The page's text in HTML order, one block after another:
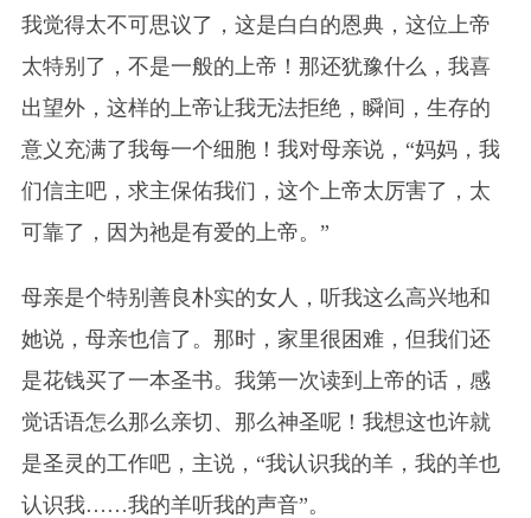
我觉得太不可思议了，这是白白的恩典，这位上帝
太特别了，不是一般的上帝！那还犹豫什么，我喜
出望外，这样的上帝让我无法拒绝，瞬间，生存的
意义充满了我每一个细胞！我对母亲说，“妈妈，我
们信主吧，求主保佑我们，这个上帝太厉害了，太
可靠了，因为祂是有爱的上帝。”
母亲是个特别善良朴实的女人，听我这么高兴地和
她说，母亲也信了。那时，家里很困难，但我们还
是花钱买了一本圣书。我第一次读到上帝的话，感
觉话语怎么那么亲切、那么神圣呢！我想这也许就
是圣灵的工作吧，主说，“我认识我的羊，我的羊也
认识我……我的羊听我的声音”。